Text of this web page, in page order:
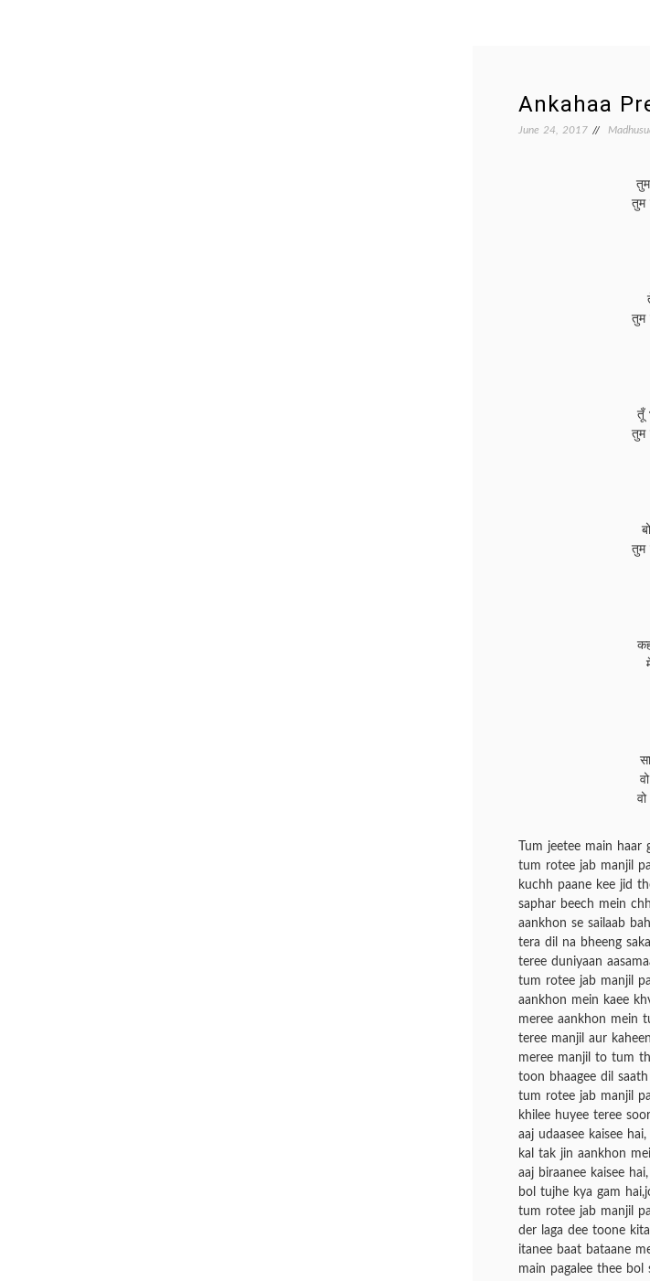
Ankahaa
June 24, 2017
तुम
तुम
तूँ
तुम
तुम
Tum jeetee main
tum rotee jab manjil
kuchh paane kee jid
saphar beech mein
aankhon se sailaab
tera dil na bheeng
teree duniyaan
tum rotee jab manjil
aankhon mein kaee
meree aankhon mein
teree manjil aur
meree manjil to tum
toon bhaagee dil
tum rotee jab manjil
khilee huyee teree
aaj udaasee kaisee hai,
kal tak jin aankhon
aaj biraanee kaisee hai,
bol tujhe kya gam
tum rotee jab manjil
der laga dee toone
itanee baat bataane
main pagalee thee bol